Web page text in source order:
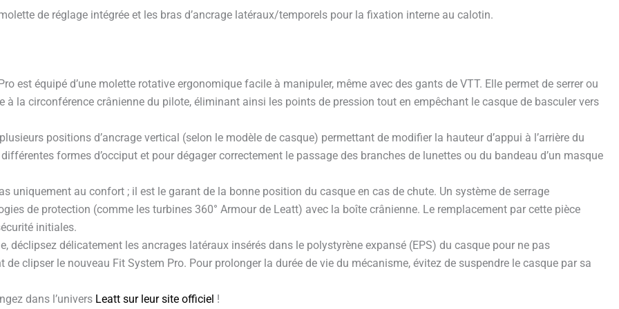
de réglage intégrée et les bras d’ancrage latéraux/temporels pour la fixation interne au calotin.
est équipé d’une molette rotative ergonomique facile à manipuler, même avec des gants de VTT. Elle permet de serrer ou
à la circonférence crânienne du pilote, éliminant ainsi les points de pression tout en empêchant le casque de basculer vers
positions d’ancrage vertical (selon le modèle de casque) permettant de modifier la hauteur d’appui à l’arrière du
formes d’occiput et pour dégager correctement le passage des branches de lunettes ou du bandeau d’un masque
uniquement au confort ; il est le garant de la bonne position du casque en cas de chute. Un système de serrage
de protection (comme les turbines 360° Armour de Leatt) avec la boîte crânienne. Le remplacement par cette pièce
initiales.
déclipsez délicatement les ancrages latéraux insérés dans le polystyrène expansé (EPS) du casque pour ne pas
clipser le nouveau Fit System Pro. Pour prolonger la durée de vie du mécanisme, évitez de suspendre le casque par sa
dans l’univers Leatt sur leur site officiel !